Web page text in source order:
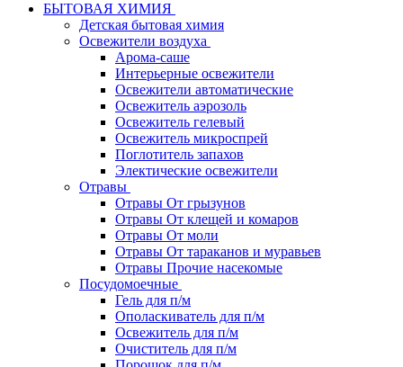
БЫТОВАЯ ХИМИЯ
Детская бытовая химия
Освежители воздуха
Арома-саше
Интерьерные освежители
Освежители автоматические
Освежитель аэрозоль
Освежитель гелевый
Освежитель микроспрей
Поглотитель запахов
Электические освежители
Отравы
Отравы От грызунов
Отравы От клещей и комаров
Отравы От моли
Отравы От тараканов и муравьев
Отравы Прочие насекомые
Посудомоечные
Гель для п/м
Ополаскиватель для п/м
Освежитель для п/м
Очиститель для п/м